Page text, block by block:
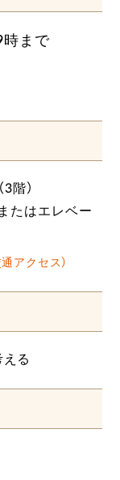
時まで
階）
たはエレベー
アクセス）
える